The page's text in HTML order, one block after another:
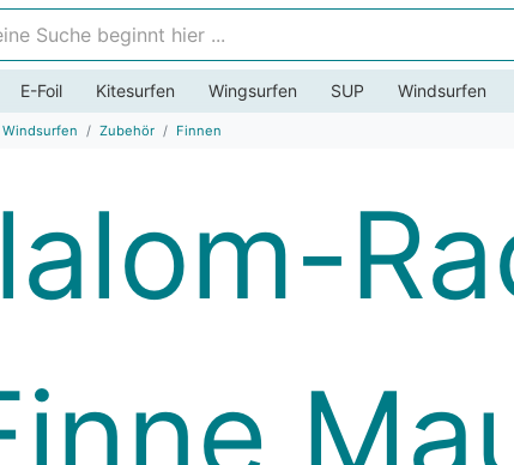
E-Foil Kitesurfen Wingsurfen SUP Windsurfen
Windsurfen Zubehör Finnen